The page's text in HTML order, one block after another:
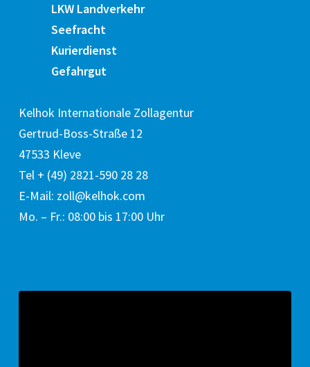
LKW Landverkehr
Seefracht
Kurierdienst
Gefahrgut
Kelhok Internationale Zollagentur
Gertrud-Boss-Straße 12
47533 Kleve
Tel + (49) 2821-590 28 28
E-Mail: zoll@kelhok.com
Mo. – Fr.: 08:00 bis 17:00 Uhr